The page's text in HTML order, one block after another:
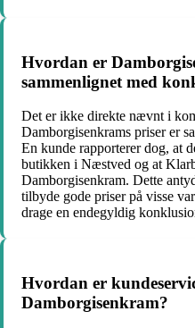
Hvordan er
sammenlignet med
Det er ikke direkte nævnt i
Damborgisenkrams priser er
En kunde rapporterer dog, at
butikken i Næstved og at
Damborgisenkram. Dette
tilbyde gode priser på visse
drage en endegyldig
Hvordan er
Damborgisenkram?